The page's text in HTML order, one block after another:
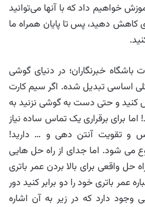
خواهیم داد که با آنها می‌توانید
کاهش دهید، پس تا پایان همراه ما
باشگاه خبرنگاران؛ در دنیای گوشی
اساسی تبدیل شده. اگر سیم کارت
کنید و حتی دست به گوشی نزنید به
برای برقراری یک تماس ساده نیاز
و تقویت آنتن دهی و … دارید!
می شود. اما جدای از راه حل هایی
واقعی برای بالا بردن عمر باتری
عمر باتری خود را دو برابر کنید دور
دارد که در زیر به آن اشاره